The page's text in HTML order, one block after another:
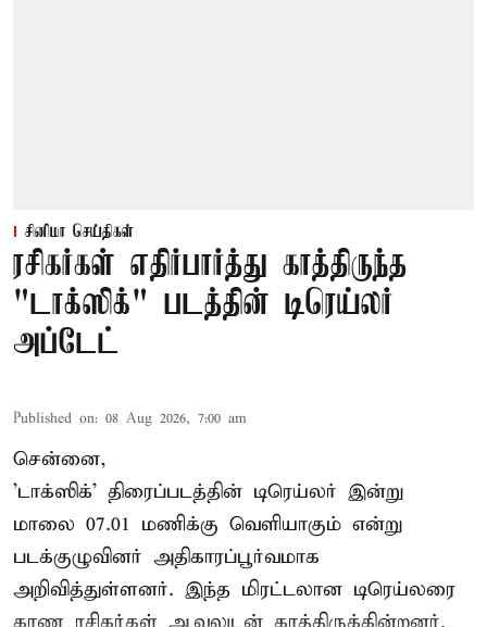
சினிமா செய்திகள்
ரசிகர்கள் எதிர்பார்த்து காத்திருந்த
"டாக்ஸிக்" படத்தின் டிரெய்லர்
அப்டேட்
Published on: 08 Aug 2026, 7:00 am
சென்னை,
'டாக்ஸிக்' திரைப்படத்தின் டிரெய்லர் இன்று
மாலை 07.01 மணிக்கு வெளியாகும் என்று
படக்குழுவினர் அதிகாரப்பூர்வமாக
அறிவித்துள்ளனர். இந்த மிரட்டலான டிரெய்லரை
காண ரசிகர்கள் ஆவலுடன் காத்திருக்கின்றனர்.